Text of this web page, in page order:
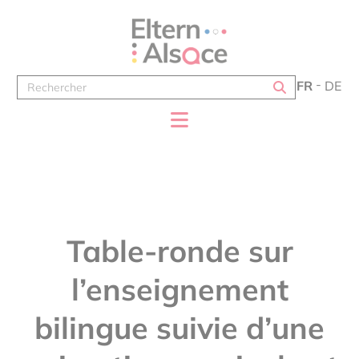
FR DE
Table-ronde sur
l’enseignement
bilingue suivie d’une